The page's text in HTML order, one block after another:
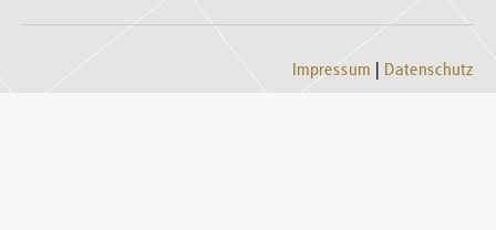
Impressum Datenschutz